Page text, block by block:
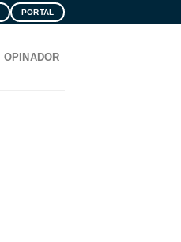
PORTAL
OPINADOR